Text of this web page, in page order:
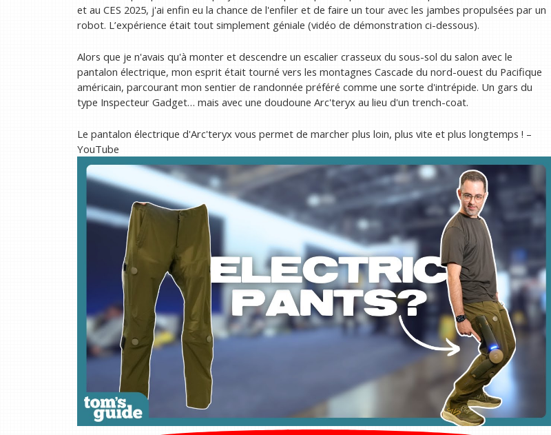
et au CES 2025, j'ai enfin eu la chance de l'enfiler et de faire un tour avec les jambes propulsées par un
robot. L’expérience était tout simplement géniale (vidéo de démonstration ci-dessous).
Alors que je n'avais qu'à monter et descendre un escalier crasseux du sous-sol du salon avec le
pantalon électrique, mon esprit était tourné vers les montagnes Cascade du nord-ouest du Pacifique
américain, parcourant mon sentier de randonnée préféré comme une sorte d'intrépide. Un gars du
type Inspecteur Gadget… mais avec une doudoune Arc'teryx au lieu d'un trench-coat.
Le pantalon électrique d'Arc'teryx vous permet de marcher plus loin, plus vite et plus longtemps ! –
YouTube